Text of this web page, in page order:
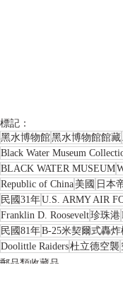
標記：
黑水博物館黑水博物館館藏
Black Water Museum
BLACK WATER MUSEUM
Republic of China 美國 日本
民國31年U.S. ARMY AIR
Franklin D. Roosevelt珍珠港
民國81年B-25米契爾式轟炸
Doolittle Raiders杜立德空襲
郵品類收藏品